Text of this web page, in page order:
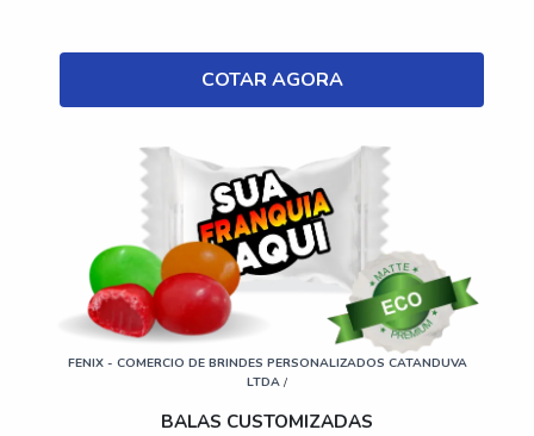
COTAR AGORA
FENIX - COMERCIO DE BRINDES PERSONALIZADOS CATANDUVA
LTDA /
BALAS CUSTOMIZADAS